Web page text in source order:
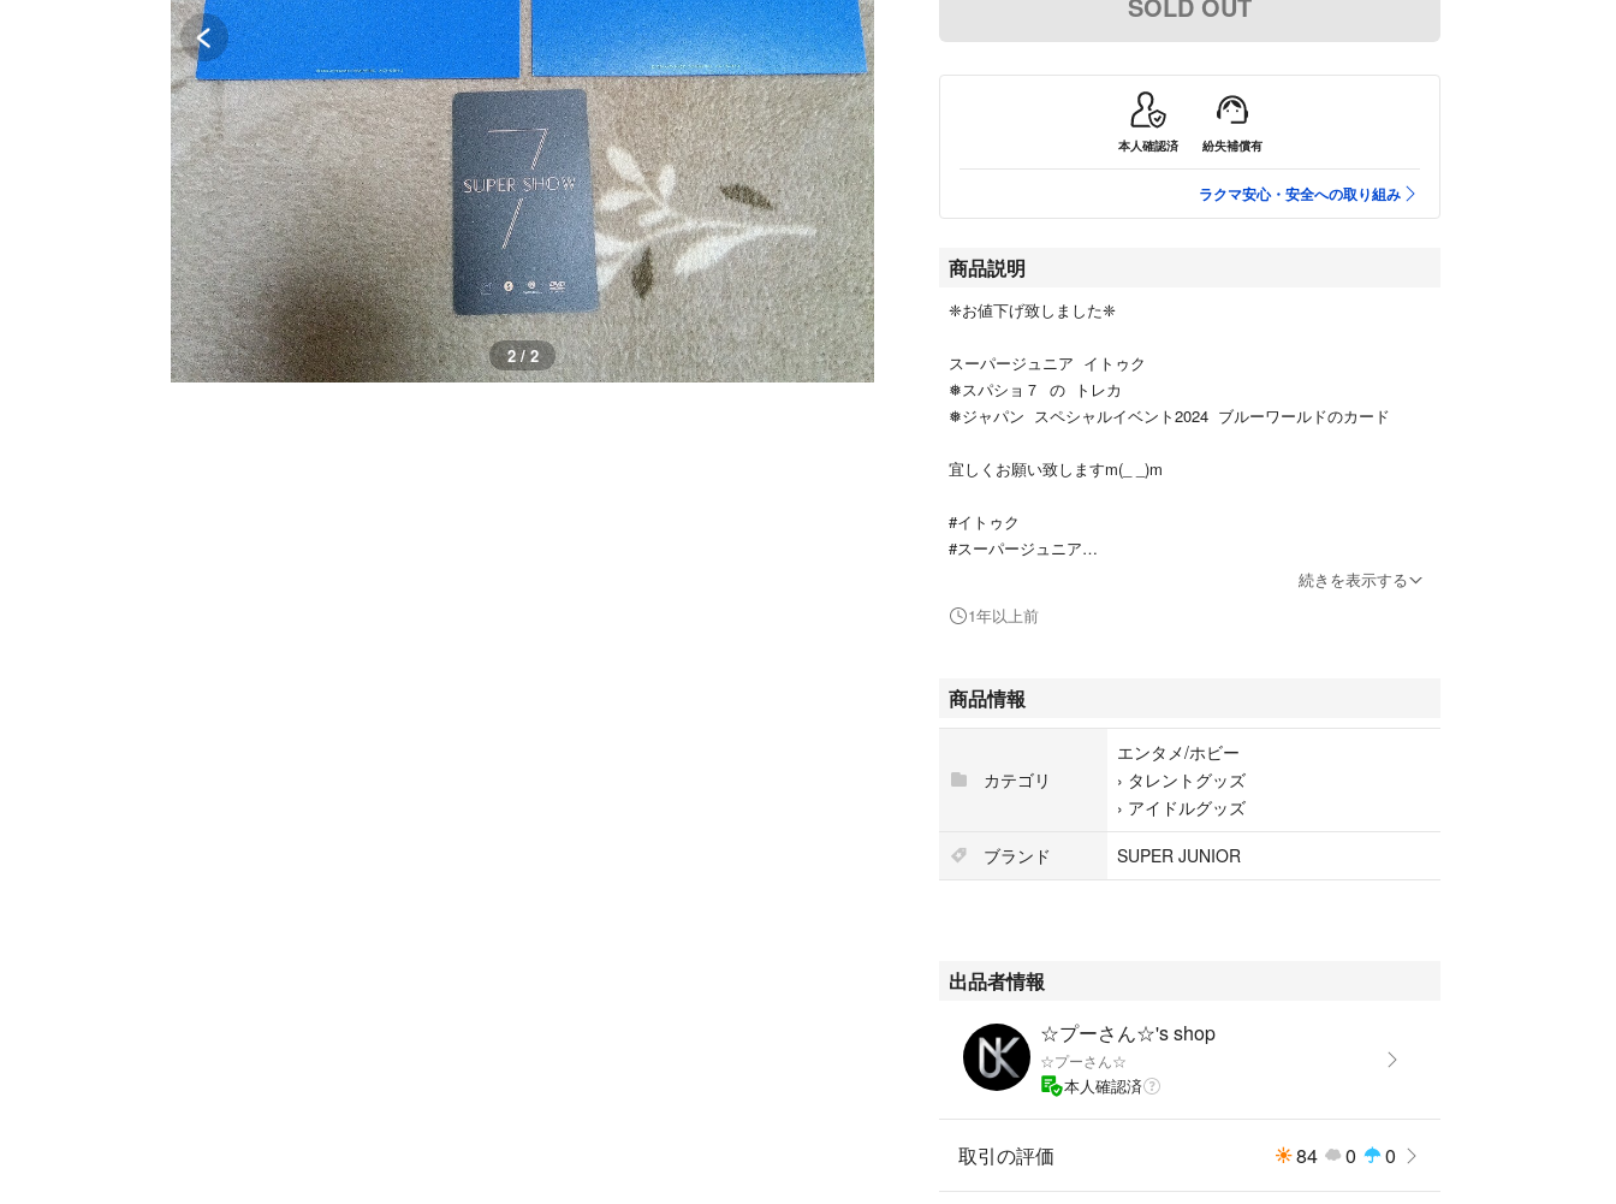
2 / 2
SOLD OUT
本人確認済 紛失補償有
ラクマ安心・安全への取り組み
商品説明
❈お値下げ致しました❈
スーパージュニア イトゥク
❅スパショ７ の トレカ
❅ジャパン スペシャルイベント2024 ブルーワールドのカード
宜しくお願い致しますm(_ _)m
#イトゥク
#スーパージュニア
#イトゥクトレカ
続きを表示する
1年以上前
商品情報
カテゴリ
エンタメ/ホビー
› タレントグッズ
› アイドルグッズ
ブランド
SUPER JUNIOR
出品者情報
☆プーさん☆'s shop
☆プーさん☆
本人確認済
取引の評価 84 0 0